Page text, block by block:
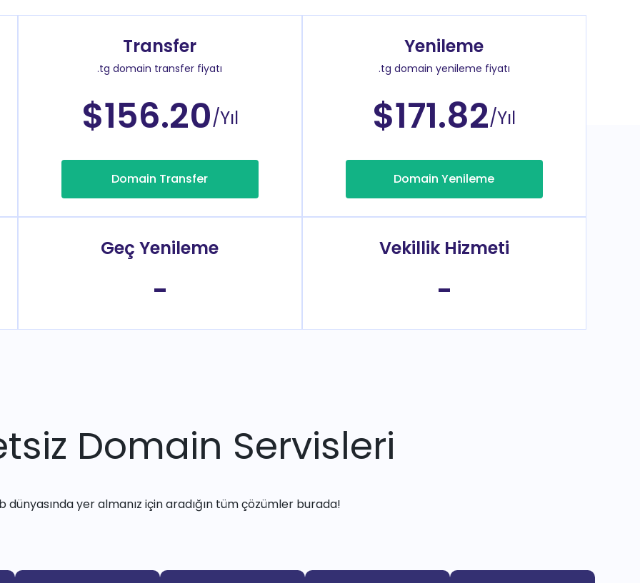
Transfer
.tg domain transfer fiyatı
$156.20/Yıl
Domain Transfer
Yenileme
.tg domain yenileme fiyatı
$171.82/Yıl
Domain Yenileme
Geç Yenileme
-
Vekillik Hizmeti
-
Domain Servisleri
dünyasında yer almanız için aradığın tüm çözümler burada!